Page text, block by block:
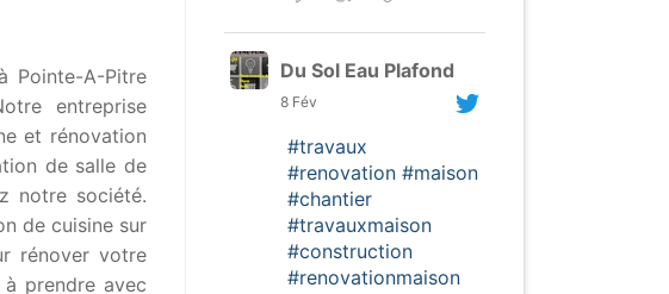
Pointe-A-Pitre
entreprise
et rénovation
de salle de
notre société.
de cuisine sur
rénover votre
prendre avec
Du Sol Eau Plafond
8 Fév
#travaux
#renovation #maison
#chantier
#travauxmaison
#construction
#renovationmaison